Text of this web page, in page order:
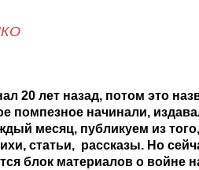
20 лет назад, потом это
помпезное начинали,
месяц, публикуем из
статьи, рассказы. Но
блок материалов о войне